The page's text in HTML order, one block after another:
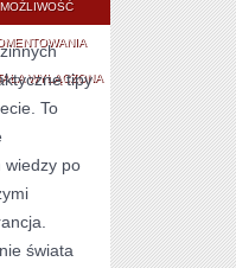
MOŻLIWOŚĆ
WALIA
I
NORWEGIA
WYŁĄCZONA
tipy
To
wiedzy po
świata